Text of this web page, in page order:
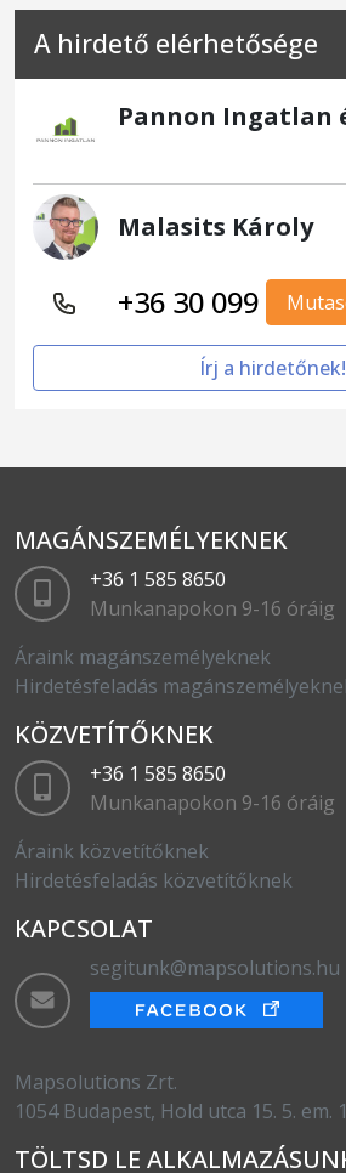
A hirdető elérhetősége
Pannon Ingatlan
Malasits Károly
+36 30 099
Írj a hirdetőnek!
MAGÁNSZEMÉLYEKNEK
+36 1 585 8650
Munkanapokon 9-16 óráig
Áraink magánszemélyeknek
Hirdetésfeladás
KÖZVETÍTŐKNEK
+36 1 585 8650
Munkanapokon 9-16 óráig
Áraink közvetítőknek
Hirdetésfeladás közvetítőknek
KAPCSOLAT
segitunk@mapsolutions.hu
Mapsolutions Zrt.
1054 Budapest, Hold utca 15. 5. em.
TÖLTSD LE